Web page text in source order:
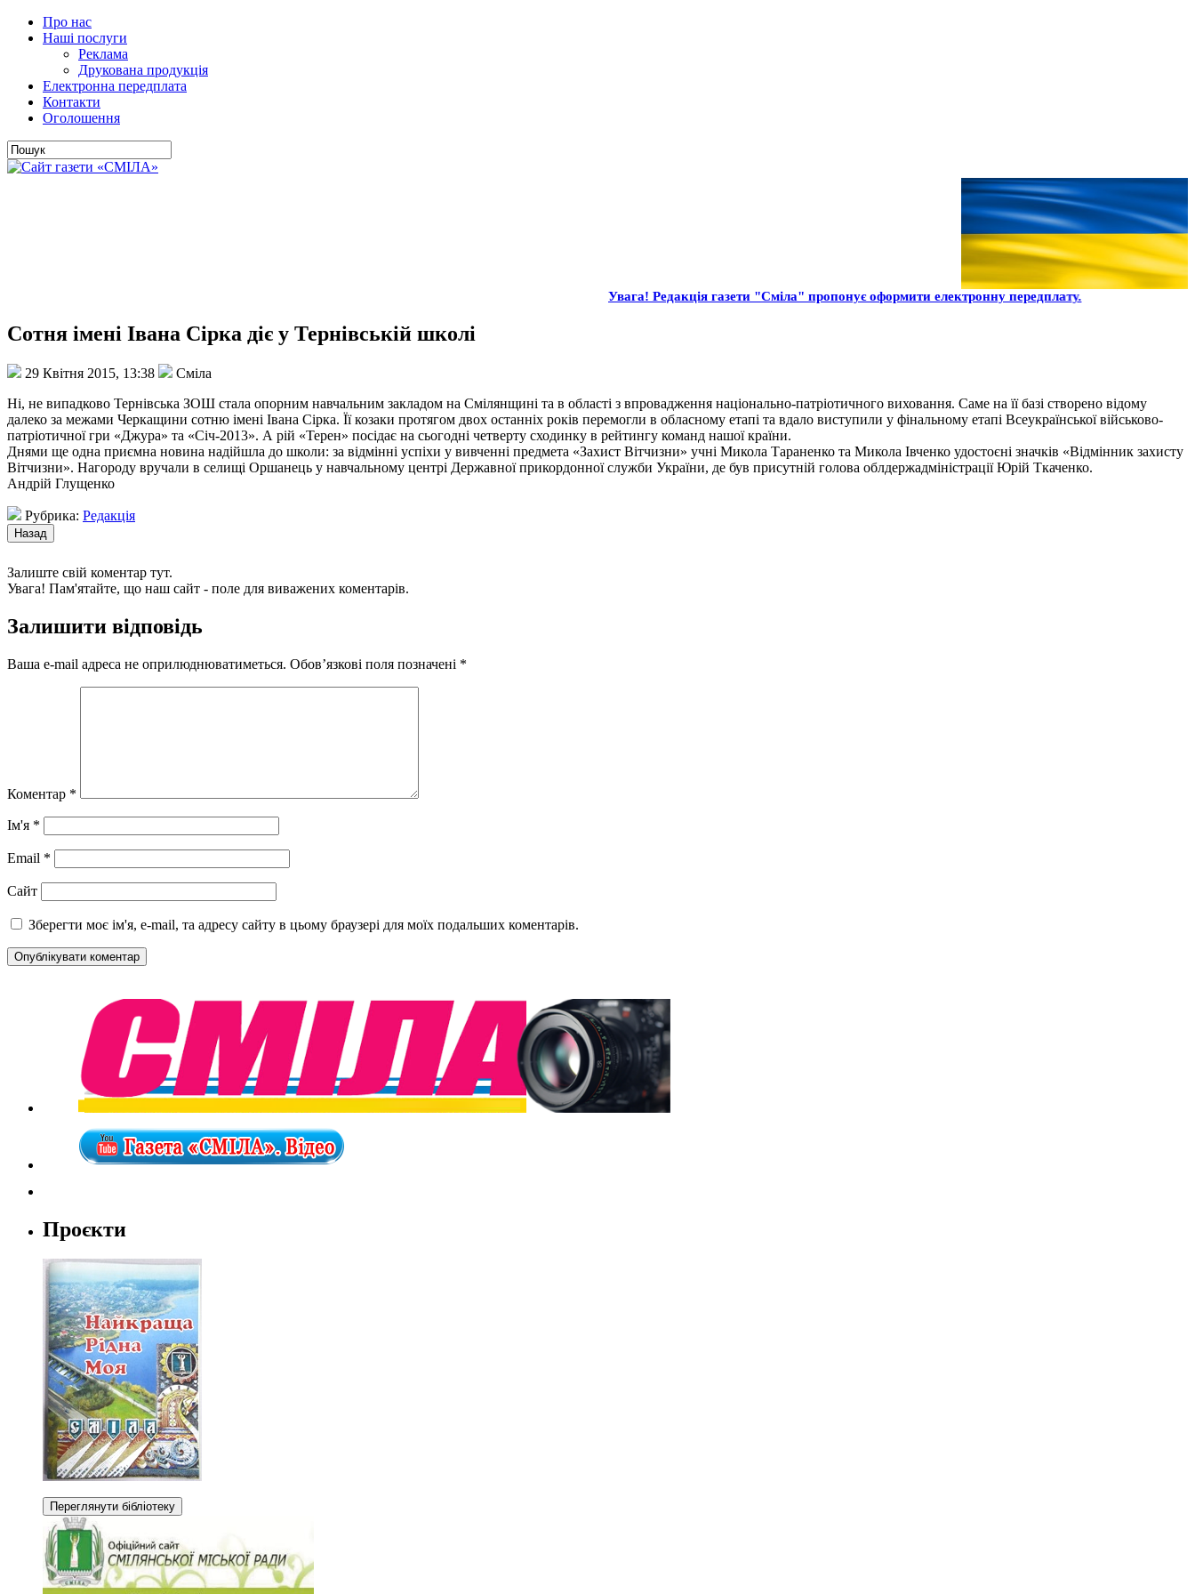
Про нас
Наші послуги
Реклама
Друкована продукція
Електронна передплата
Контакти
Оголошення
Увага! Редакція газети "Сміла" пропонує оформити електронну передплату.
Сотня імені Івана Сірка діє у Тернівській школі
29 Квітня 2015, 13:38
Сміла
Ні, не випадково Тернівська ЗОШ стала опорним навчальним закладом на Смілянщині та в області з впровадження національно-патріотичного виховання. Саме на її базі створено відому
далеко за межами Черкащини сотню імені Івана Сірка. Її козаки протягом двох останніх років перемогли в обласному етапі та вдало виступили у фінальному етапі Всеукраїнської військово-
патріотичної гри «Джура» та «Січ-2013». А рій «Терен» посідає на сьогодні четверту сходинку в рейтингу команд нашої країни.
Днями ще одна приємна новина надійшла до школи: за відмінні успіхи у вивченні предмета «Захист Вітчизни» учні Микола Тараненко та Микола Івченко удостоєні значків «Відмінник захисту
Вітчизни». Нагороду вручали в селищі Оршанець у навчальному центрі Державної прикордонної служби України, де був присутній голова ­облдержадміністрації Юрій Ткаченко.
Андрій Глущенко
Рубрика: Редакція
Залиште свій коментар тут.
Увага! Пам'ятайте, що наш сайт - поле для виважених коментарів.
Залишити відповідь
Ваша e-mail адреса не оприлюднюватиметься. Обов’язкові поля позначені *
Коментар *
Ім'я *
Email *
Сайт
Зберегти моє ім'я, e-mail, та адресу сайту в цьому браузері для моїх подальших коментарів.
Проєкти